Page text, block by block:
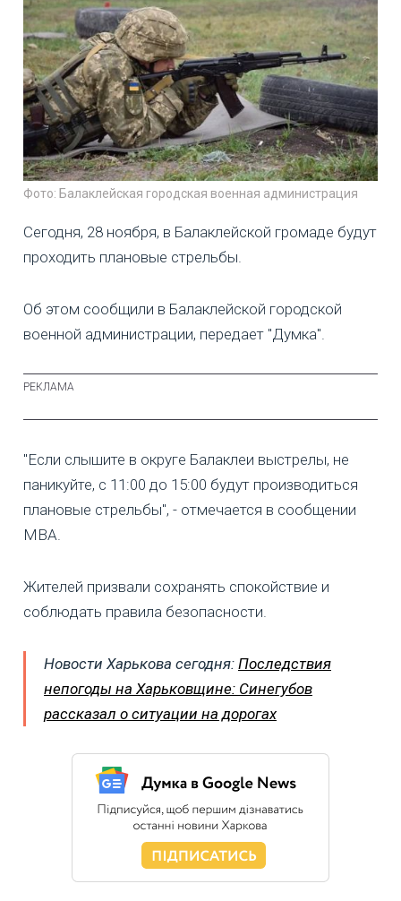
Фото: Балаклейская городская военная администрация
Сегодня, 28 ноября, в Балаклейской громаде будут
проходить плановые стрельбы.
Об этом сообщили в Балаклейской городской
военной администрации, передает "Думка".
"Если слышите в округе Балаклеи выстрелы, не
паникуйте, с 11:00 до 15:00 будут производиться
плановые стрельбы", - отмечается в сообщении
МВА.
Жителей призвали сохранять спокойствие и
соблюдать правила безопасности.
Новости Харькова сегодня: Последствия
непогоды на Харьковщине: Синегубов
рассказал о ситуации на дорогах